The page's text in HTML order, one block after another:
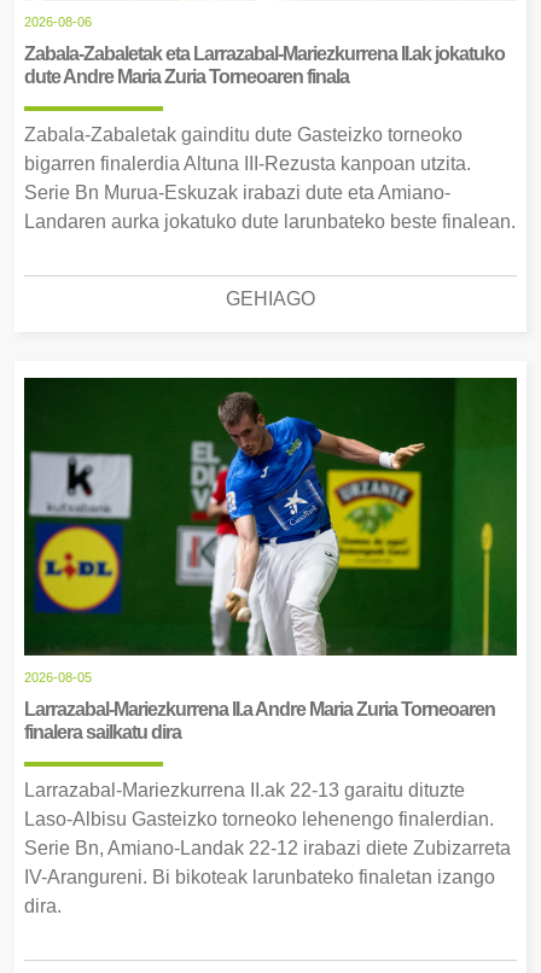
2026-08-06
Zabala-Zabaletak eta Larrazabal-Mariezkurrena II.ak jokatuko
dute Andre Maria Zuria Torneoaren finala
Zabala-Zabaletak gainditu dute Gasteizko torneoko
bigarren finalerdia Altuna III-Rezusta kanpoan utzita.
Serie Bn Murua-Eskuzak irabazi dute eta Amiano-
Landaren aurka jokatuko dute larunbateko beste finalean.
GEHIAGO
2026-08-05
Larrazabal-Mariezkurrena II.a Andre Maria Zuria Torneoaren
finalera sailkatu dira
Larrazabal-Mariezkurrena II.ak 22-13 garaitu dituzte
Laso-Albisu Gasteizko torneoko lehenengo finalerdian.
Serie Bn, Amiano-Landak 22-12 irabazi diete Zubizarreta
IV-Arangureni. Bi bikoteak larunbateko finaletan izango
dira.